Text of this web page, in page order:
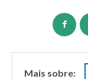
Mais sobre: